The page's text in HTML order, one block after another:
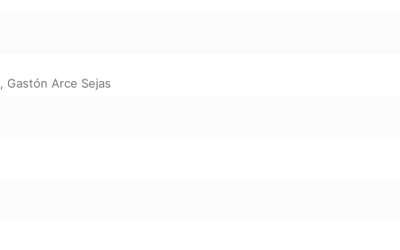
, Gastón Arce Sejas